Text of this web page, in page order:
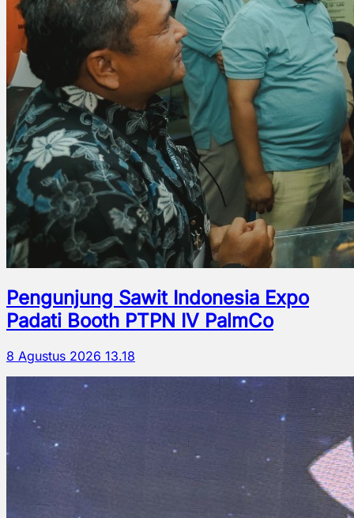
Pengunjung Sawit Indonesia Expo
Padati Booth PTPN IV PalmCo
8 Agustus 2026 13.18